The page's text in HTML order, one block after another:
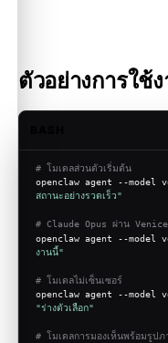
ตัวอย่างการใช้
# โมเดลส่วนตัวเริ่มต้น
openclaw agent --model
สถานะอย่างรวดเร็ว"
# Claude Opus ผ่าน
openclaw agent --model
งานนี้"
# โมเดลไม่เซ็นเซอร์
"ร่างตัวเลือก"
# โมเดลการมองเห็นพร้อมรูปภ